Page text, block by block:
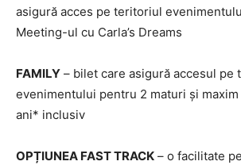
asigură acces pe teritoriul
Meeting-ul cu Carla’s Dreams
FAMILY – bilet care asigură accesul pe
evenimentului pentru 2 maturi și maxim
ani* inclusiv
OPȚIUNEA FAST TRACK – o facilitate